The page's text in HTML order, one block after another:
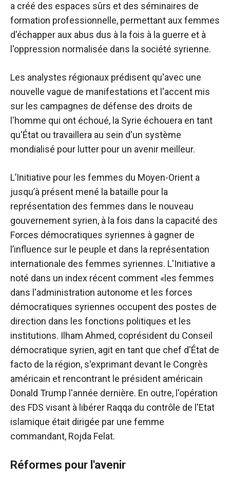
a créé des espaces sûrs et des séminaires de
formation professionnelle, permettant aux femmes
d'échapper aux abus dus à la fois à la guerre et à
l'oppression normalisée dans la société syrienne.
Les analystes régionaux prédisent qu'avec une
nouvelle vague de manifestations et l'accent mis
sur les campagnes de défense des droits de
l'homme qui ont échoué, la Syrie échouera en tant
qu'État ou travaillera au sein d'un système
mondialisé pour lutter pour un avenir meilleur.
L’Initiative pour les femmes du Moyen-Orient a
jusqu’à présent mené la bataille pour la
représentation des femmes dans le nouveau
gouvernement syrien, à la fois dans la capacité des
Forces démocratiques syriennes à gagner de
l’influence sur le peuple et dans la représentation
internationale des femmes syriennes. L'Initiative a
noté dans un index récent comment «les femmes
dans l'administration autonome et les forces
démocratiques syriennes occupent des postes de
direction dans les fonctions politiques et les
institutions. Ilham Ahmed, coprésident du Conseil
démocratique syrien, agit en tant que chef d'État de
facto de la région, s'exprimant devant le Congrès
américain et rencontrant le président américain
Donald Trump l'année dernière. En outre, l'opération
des FDS visant à libérer Raqqa du contrôle de l'Etat
islamique était dirigée par une femme
commandant, Rojda Felat.
Réformes pour l'avenir